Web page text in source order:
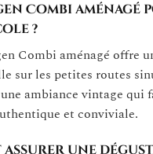
Combi
?
Combi aménagé offre
sur les petites routes
ambiance vintage qui
et conviviale.
assurer une